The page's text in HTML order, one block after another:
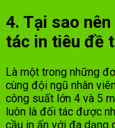
4. Tại sao
tác in tiêu đề
Là một trong những
cùng đội ngũ nhân
công suất lớn 4 và 5
luôn là đối tác được
cầu in ấn với đa dạng